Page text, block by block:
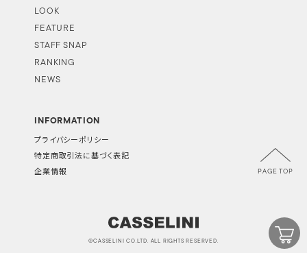
LOOK
FEATURE
STAFF SNAP
RANKING
NEWS
INFORMATION
プライバシーポリシー
特定商取引法に基づく表記
企業情報
©CASSELINI CO.LTD. ALL RIGHTS RESERVED.
PAGE TOP